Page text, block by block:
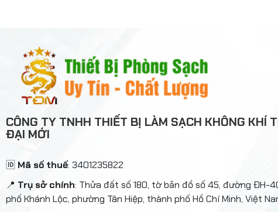
CÔNG TY TNHH THIẾT BỊ LÀM SẠCH KHÔNG KHÍ
ĐẠI MỚI
🆔 Mã số thuế: 3401235822
📍 Trụ sở chính: Thửa đất số 180, tờ bản đồ số 45, đường ĐH-
phố Khánh Lộc, phường Tân Hiệp, thành phố Hồ Chí Minh, Việt